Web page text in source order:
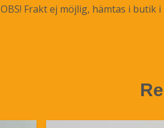
OBS! Frakt ej möjlig, hämtas i butik